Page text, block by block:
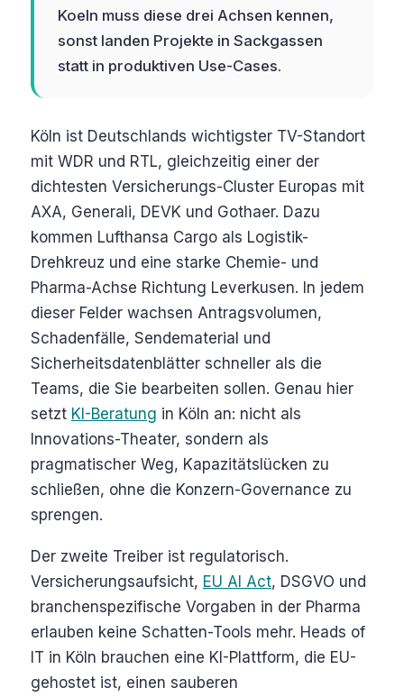
Koeln muss diese drei Achsen kennen,
sonst landen Projekte in Sackgassen
statt in produktiven Use-Cases.
Köln ist Deutschlands wichtigster TV-Standort
mit WDR und RTL, gleichzeitig einer der
dichtesten Versicherungs-Cluster Europas mit
AXA, Generali, DEVK und Gothaer. Dazu
kommen Lufthansa Cargo als Logistik-
Drehkreuz und eine starke Chemie- und
Pharma-Achse Richtung Leverkusen. In jedem
dieser Felder wachsen Antragsvolumen,
Schadenfälle, Sendematerial und
Sicherheitsdatenblätter schneller als die
Teams, die Sie bearbeiten sollen. Genau hier
setzt KI-Beratung in Köln an: nicht als
Innovations-Theater, sondern als
pragmatischer Weg, Kapazitätslücken zu
schließen, ohne die Konzern-Governance zu
sprengen.
Der zweite Treiber ist regulatorisch.
Versicherungsaufsicht, EU AI Act, DSGVO und
branchenspezifische Vorgaben in der Pharma
erlauben keine Schatten-Tools mehr. Heads of
IT in Köln brauchen eine KI-Plattform, die EU-
gehostet ist, einen sauberen